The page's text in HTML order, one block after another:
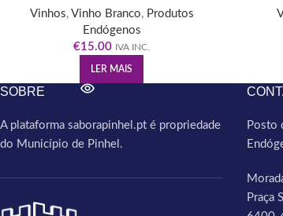
Vinhos, Vinho Branco, Produtos
Endógenos
€15.00 IVA INC.
LER MAIS
SOBRE
A plataforma saborapinhel.pt é propriedade
do Município de Pinhel.
Posto
Praça